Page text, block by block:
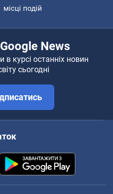
місці подій
News
в курсі останніх новин
сьогодні